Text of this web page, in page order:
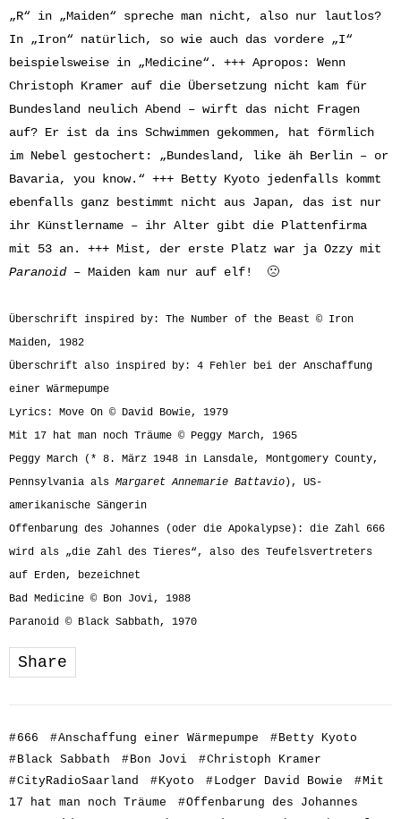
„R“ in „Maiden“ spreche man nicht, also nur lautlos?
In „Iron“ natürlich, so wie auch das vordere „I“
beispielsweise in „Medicine“. +++ Apropos: Wenn
Christoph Kramer auf die Übersetzung nicht kam für
Bundesland neulich Abend – wirft das nicht Fragen
auf? Er ist da ins Schwimmen gekommen, hat förmlich
im Nebel gestochert: „Bundesland, like äh Berlin – or
Bavaria, you know.“ +++ Betty Kyoto jedenfalls kommt
ebenfalls ganz bestimmt nicht aus Japan, das ist nur
ihr Künstlername – ihr Alter gibt die Plattenfirma
mit 53 an. +++ Mist, der erste Platz war ja Ozzy mit
Paranoid – Maiden kam nur auf elf! 🙁
Überschrift inspired by: The Number of the Beast © Iron
Maiden, 1982
Überschrift also inspired by: 4 Fehler bei der Anschaffung
einer Wärmepumpe
Lyrics: Move On © David Bowie, 1979
Mit 17 hat man noch Träume © Peggy March, 1965
Peggy March (* 8. März 1948 in Lansdale, Montgomery County,
Pennsylvania als Margaret Annemarie Battavio ), US-
amerikanische Sängerin
Offenbarung des Johannes (oder die Apokalypse): die Zahl 666
wird als „die Zahl des Tieres“, also des Teufelsvertreters
auf Erden, bezeichnet
Bad Medicine © Bon Jovi, 1988
Paranoid © Black Sabbath, 1970
Share
#666 #Anschaffung einer Wärmepumpe #Betty Kyoto
#Black Sabbath #Bon Jovi #Christoph Kramer
#CityRadioSaarland #Kyoto #Lodger David Bowie #Mit
17 hat man noch Träume
#Offenbarung des Johannes